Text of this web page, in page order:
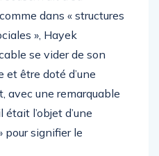
dans « structures
», Hayek
se vider de son
être doté d’une
avec une remarquable
l’objet d’une
pour signifier le